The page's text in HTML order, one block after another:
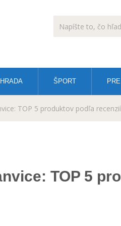
ŠPORT
TOP 5 produktov podľa
TOP 5